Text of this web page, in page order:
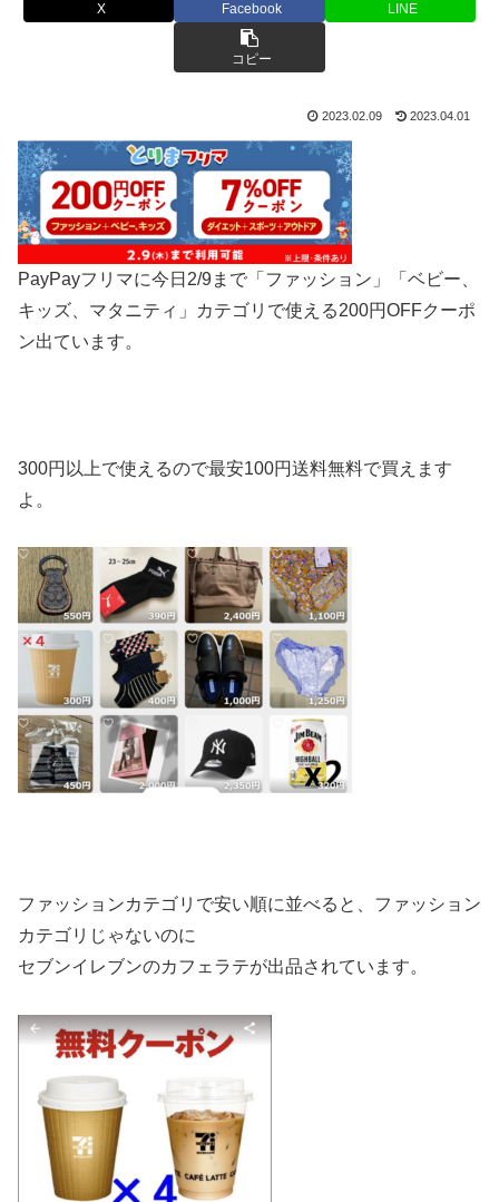
X Facebook LINE
コピー
2023.02.09 2023.04.01
PayPayフリマに今日2/9まで「ファッション」「ベビー、
キッズ、マタニティ」カテゴリで使える200円OFFクーポ
ン出ています。
300円以上で使えるので最安100円送料無料で買えます
よ。
ファッションカテゴリで安い順に並べると、ファッション
カテゴリじゃないのに
セブンイレブンのカフェラテが出品されています。